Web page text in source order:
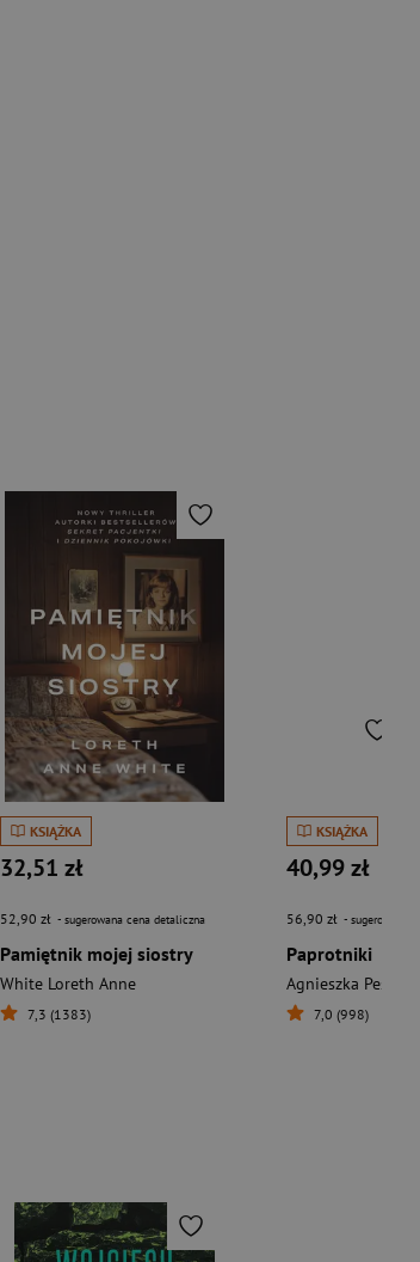
KSIĄŻKA
32,51 zł
52,90 zł - sugerowana cena detaliczna
Pamiętnik mojej siostry
White Loreth Anne
7,3 (1383)
KSIĄŻKA
40,99 zł
56,90 zł - sugerowana
Paprotniki
Agnieszka Peszek
7,0 (998)